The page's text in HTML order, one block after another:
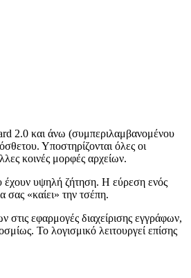
2.0 και άνω (συμπεριλαμβανομένου
Υποστηρίζονται όλες οι
κοινές μορφές αρχείων.
έχουν υψηλή ζήτηση. Η εύρεση ενός
«καίει» την τσέπη.
εφαρμογές διαχείρισης εγγράφων,
Το λογισμικό λειτουργεί επίσης